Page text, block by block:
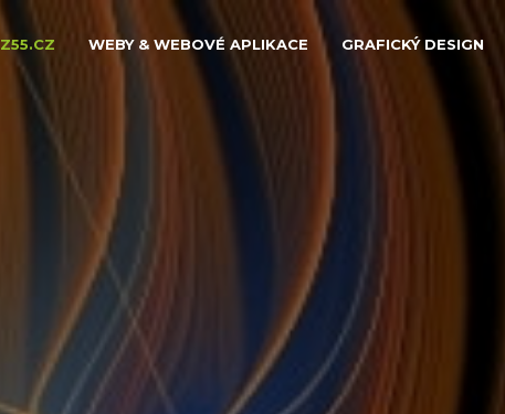
Z55.CZ WEBY & WEBOVÉ APLIKACE GRAFICKÝ DESIGN